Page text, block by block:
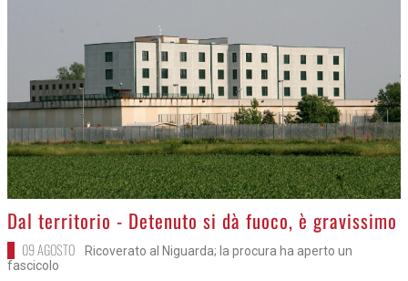
>
Dal territorio - Detenuto si dà fuoco, è gravissimo
09 AGOSTO
Ricoverato al Niguarda; la procura ha aperto un
fascicolo